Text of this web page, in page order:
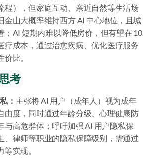
程），但家庭互动、亲近自然等生活场
金山大概率维持西方 AI 中心地位，且城
；AI 短期内难以降低房价，但有望在 10
疗成本，通过治愈疾病、优化医疗服务
比。
考
： 主张将 AI 用户（成年人）视为成年
由度，同时通过年龄分级、心理健康防
与高危群体；呼吁加强 AI 用户隐私保
、律师等职业的隐私保障级别，需通过
实现。